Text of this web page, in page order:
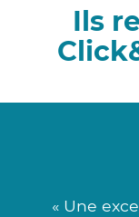
Ils
« Une